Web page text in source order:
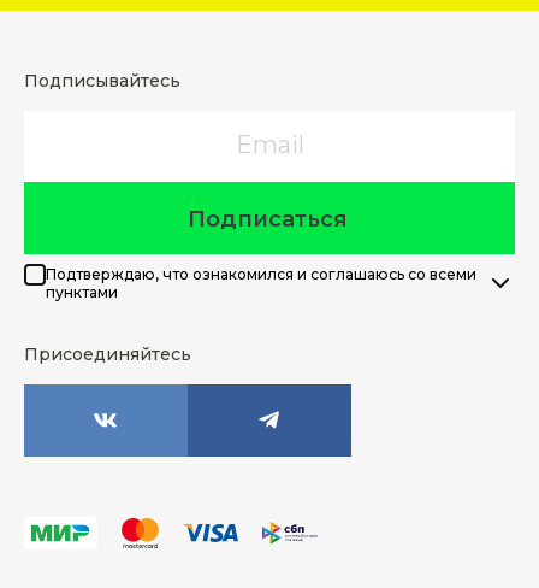
Подписывайтесь
Подписаться
Подтверждаю, что ознакомился и соглашаюсь со всеми
пунктами
Присоединяйтесь